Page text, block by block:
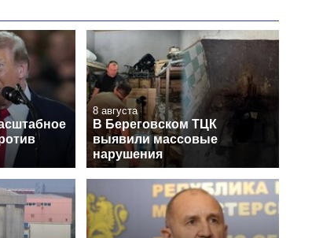
8 августа
В Береговском ТЦК
выявили массовые
нарушения